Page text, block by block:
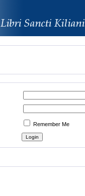
Remember Me